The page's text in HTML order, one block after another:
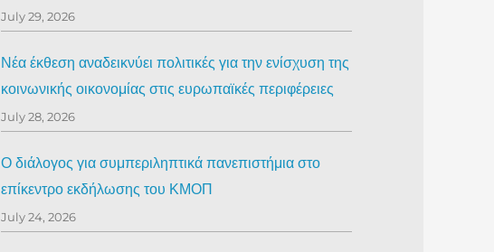
July 29, 2026
Νέα έκθεση αναδεικνύει πολιτικές για την ενίσχυση της
κοινωνικής οικονομίας στις ευρωπαϊκές περιφέρειες
July 28, 2026
Ο διάλογος για συμπεριληπτικά πανεπιστήμια στο
επίκεντρο εκδήλωσης του ΚΜΟΠ
July 24, 2026